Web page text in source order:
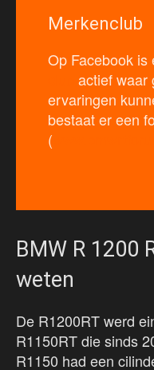
Merkenclub
Op Facebook is
actief waar
ervaringen
bestaat er een
(
BMW R 1200
weten
De R1200RT werd
R1150RT die sinds
R1150 had een